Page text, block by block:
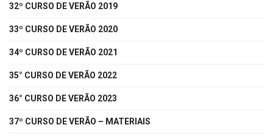
32º CURSO DE VERÃO 2019
33º CURSO DE VERÃO 2020
34º CURSO DE VERÃO 2021
35° CURSO DE VERÃO 2022
36° CURSO DE VERÃO 2023
37º CURSO DE VERÃO – MATERIAIS